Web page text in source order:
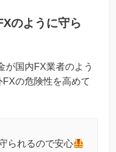
のように守ら
が国内FX業者のよう
の危険性を高めて
られるので安心